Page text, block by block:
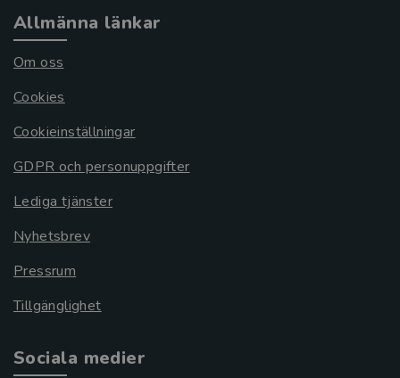
Allmänna länkar
Om oss
Cookies
Cookieinställningar
GDPR och personuppgifter
Lediga tjänster
Nyhetsbrev
Pressrum
Tillgänglighet
Sociala medier